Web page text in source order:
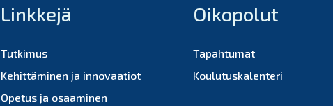
Linkkejä
Tutkimus
Kehittäminen ja innovaatiot
Opetus ja osaaminen
Oikopolut
Tapahtumat
Koulutuskalenteri